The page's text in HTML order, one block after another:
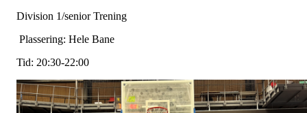
Division 1/senior Trening
Plassering: Hele Bane
Tid: 20:30-22:00